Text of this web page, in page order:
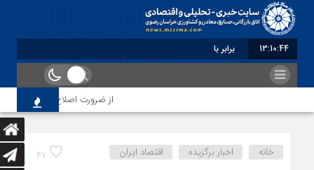
13:10:45 برابر با : Friday - 7 August - 2026
از ضرورت اصلاح رویه‌های بازرسی
47 خانه اخبار برگزیده اقتصاد ایران